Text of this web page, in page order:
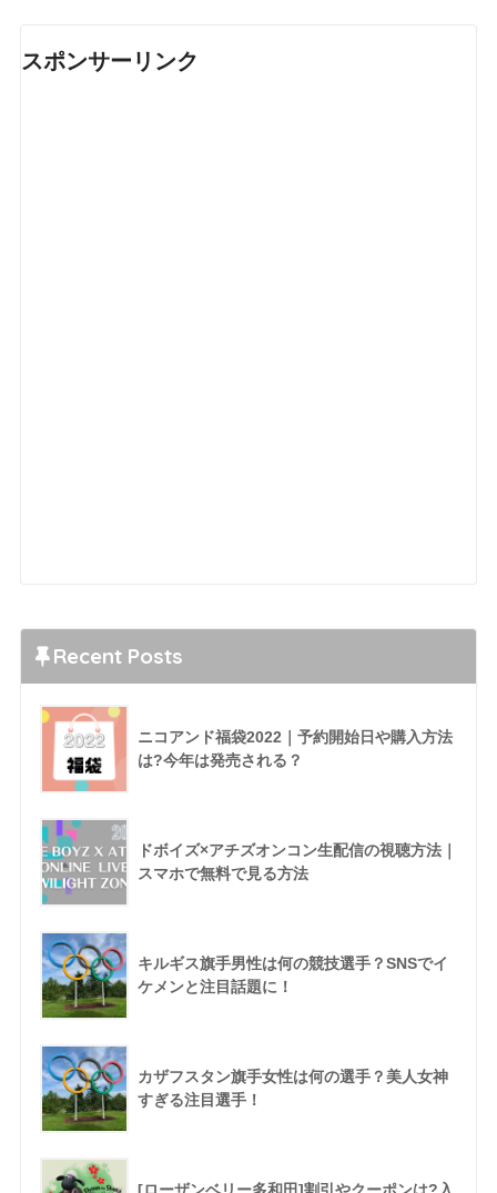
スポンサーリンク
Recent Posts
ニコアンド福袋2022｜予約開始日や購入方法
は?今年は発売される？
ドボイズ×アチズオンコン生配信の視聴方法｜
スマホで無料で見る方法
キルギス旗手男性は何の競技選手？SNSでイ
ケメンと注目話題に！
カザフスタン旗手女性は何の選手？美人女神
すぎる注目選手！